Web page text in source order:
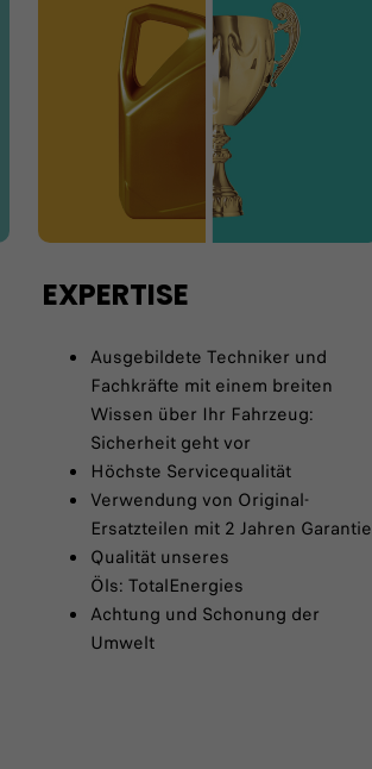
EXPERTISE
Ausgebildete Techniker und
Fachkräfte mit einem breiten
Wissen über Ihr Fahrzeug:
Sicherheit geht vor
Höchste Servicequalität
Verwendung von Original-
Ersatzteilen mit 2 Jahren Garantie
Qualität unseres
Öls: TotalEnergies
Achtung und Schonung der
Umwelt